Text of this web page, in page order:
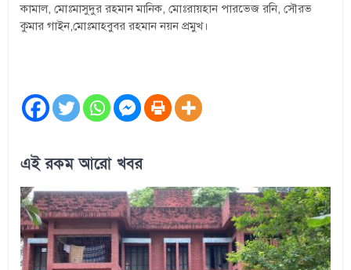
কামাল, মোঃমাসুদুর রহমান মানিক, মোঃরায়হান পারভেজ রনি, সৌরভ
কুমার গাইন,মোঃমাহবুবর রহমান নয়ন প্রমুখ।
এই রকম আরো খবর